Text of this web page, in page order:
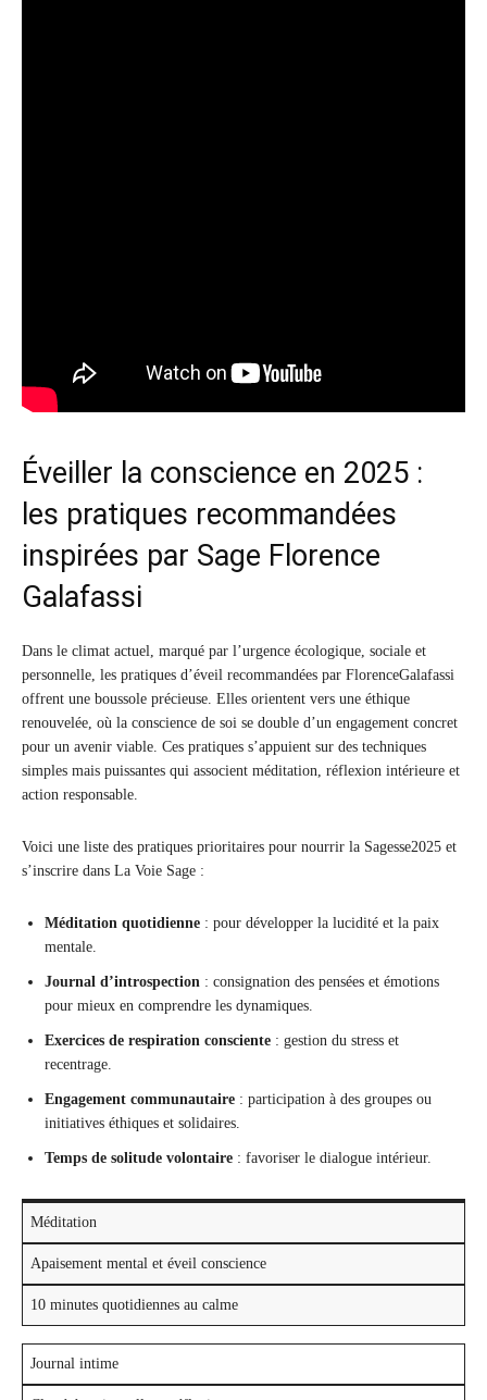
Éveiller la conscience en 2025 :
les pratiques recommandées
inspirées par Sage Florence
Galafassi
Dans le climat actuel, marqué par l’urgence écologique, sociale et
personnelle, les pratiques d’éveil recommandées par FlorenceGalafassi
offrent une boussole précieuse. Elles orientent vers une éthique
renouvelée, où la conscience de soi se double d’un engagement concret
pour un avenir viable. Ces pratiques s’appuient sur des techniques
simples mais puissantes qui associent méditation, réflexion intérieure et
action responsable.
Voici une liste des pratiques prioritaires pour nourrir la Sagesse2025 et
s’inscrire dans La Voie Sage :
Méditation quotidienne : pour développer la lucidité et la paix
mentale.
Journal d’introspection : consignation des pensées et émotions
pour mieux en comprendre les dynamiques.
Exercices de respiration consciente : gestion du stress et
recentrage.
Engagement communautaire : participation à des groupes ou
initiatives éthiques et solidaires.
Temps de solitude volontaire : favoriser le dialogue intérieur.
Méditation
Apaisement mental et éveil conscience
10 minutes quotidiennes au calme
Journal intime